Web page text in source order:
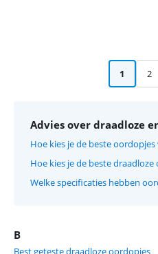
1 2
Advies over draadloze
Hoe kies je de beste
Hoe kies je de beste draadloze
Welke specificaties hebben
B
Best geteste draadloze oordopjes